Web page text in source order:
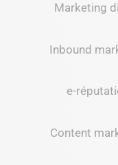
Marketing
Inbound
e-
Content